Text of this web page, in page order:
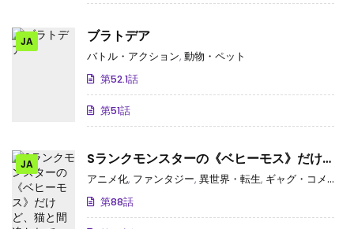
JA ブラトデア
バトル・アクション, 動物・ペット
第52.1話
第51話
JA
Sランクモンスターの《ベヒーモス》だけ
ど、猫と間違われてエルフ娘の騎士(ペット)
として暮らしてます
アニメ化, ファンタジー, 異世界・転生, ギャグ・コメディー
第88話